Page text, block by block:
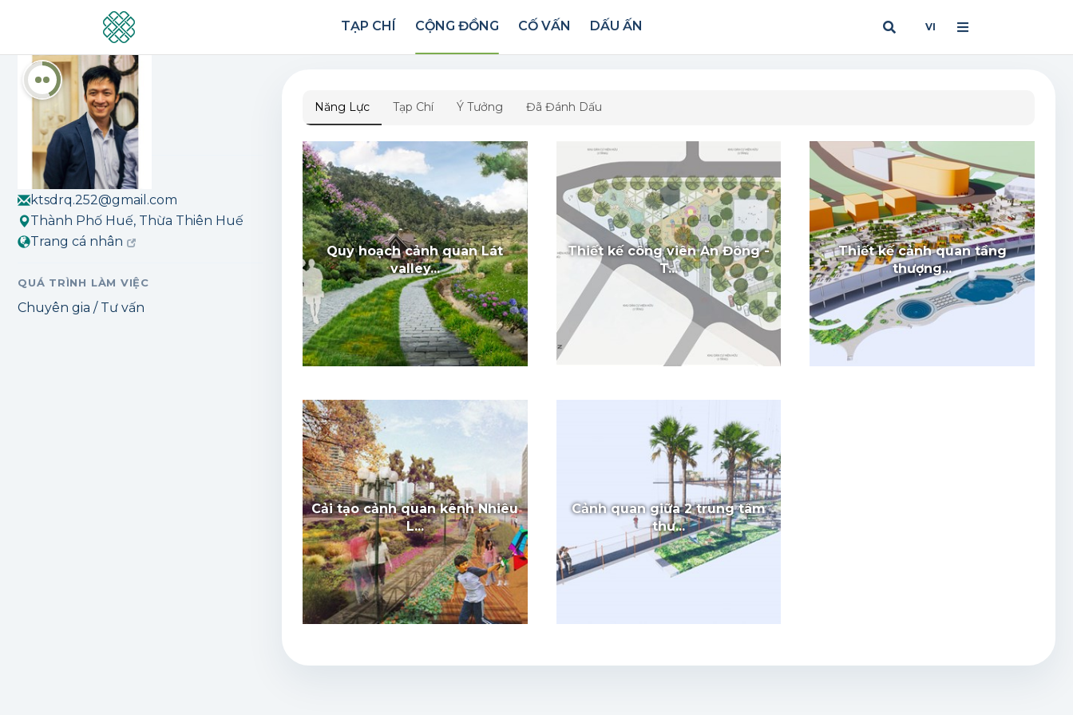
VI
TẠP CHÍ CỘNG ĐỒNG CỐ VẤN DẤU ẤN
Đánh dấu
lượt đánh dấu
THÔNG TIN LIÊN HỆ
ktsdrq.252@gmail.com
Thành Phố Huế, Thừa Thiên Huế
Trang cá nhân
QUÁ TRÌNH LÀM VIỆC
Chuyên gia / Tư vấn
Năng Lực Tạp Chí Ý Tưởng Đã Đánh Dấu
Quy hoạch cảnh quan Lát
valley...
Thiết kế công viên An Đông -
T...
Thiết kế cảnh quan tầng
thượng...
Cải tạo cảnh quan kênh Nhiêu
L...
Cảnh quan giữa 2 trung tâm
thư...